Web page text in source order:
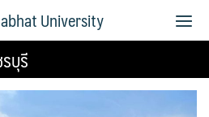
University
บุรี